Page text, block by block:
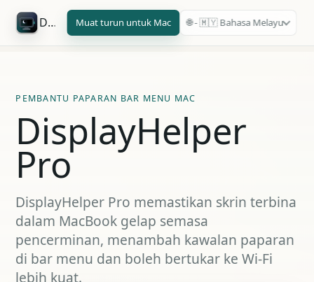
DisplayHelper Pro Muat turun untuk Mac 🌐 - 🇲🇾 Bahasa Melayu
PEMBANTU PAPARAN BAR MENU MAC
DisplayHelper
Pro
DisplayHelper Pro memastikan skrin terbina
dalam MacBook gelap semasa
pencerminan, menambah kawalan paparan
di bar menu dan boleh bertukar ke Wi-Fi
lebih kuat.